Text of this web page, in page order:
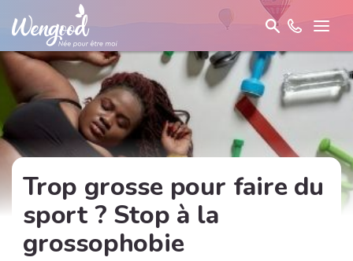
Trop grosse pour faire du
sport ? Stop à la
grossophobie